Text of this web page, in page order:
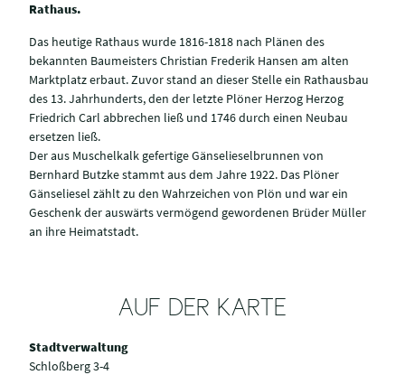
Rathaus.
Das heutige Rathaus wurde 1816-1818 nach Plänen des
bekannten Baumeisters Christian Frederik Hansen am alten
Marktplatz erbaut. Zuvor stand an dieser Stelle ein Rathausbau
des 13. Jahrhunderts, den der letzte Plöner Herzog Herzog
Friedrich Carl abbrechen ließ und 1746 durch einen Neubau
ersetzen ließ.
Der aus Muschelkalk gefertige Gänselieselbrunnen von
Bernhard Butzke stammt aus dem Jahre 1922. Das Plöner
Gänseliesel zählt zu den Wahrzeichen von Plön und war ein
Geschenk der auswärts vermögend gewordenen Brüder Müller
an ihre Heimatstadt.
AUF DER KARTE
Stadtverwaltung
Schloßberg 3-4